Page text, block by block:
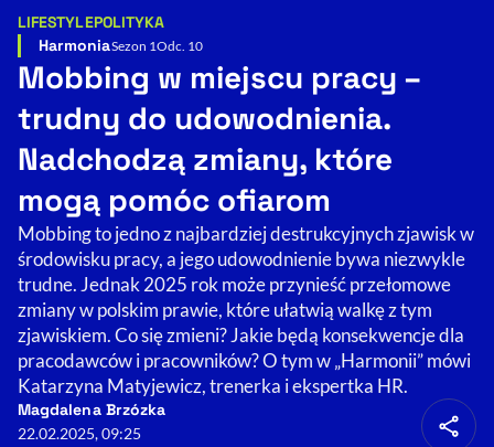
Ułatwienia dostępności wspierają:
Sprawdź, jak i dlaczego zwiększamy dostępność , otwiera się w nowym
Deklaracja dostępności , otwiera się w nowym oknie
, otwiera się w
Kategorie artykułu:
LIFESTYLEPOLITYKA
HarmoniaSezon 1Odc. 10
Mobbing w miejscu pracy –
trudny do udowodnienia.
Nadchodzą zmiany, które
mogą pomóc ofiarom
Mobbing to jedno z najbardziej destrukcyjnych zjawisk w
środowisku pracy, a jego udowodnienie bywa niezwykle
trudne. Jednak 2025 rok może przynieść przełomowe
zmiany w polskim prawie, które ułatwią walkę z tym
zjawiskiem. Co się zmieni? Jakie będą konsekwencje dla
pracodawców i pracowników? O tym w „Harmonii” mówi
Katarzyna Matyjewicz, trenerka i ekspertka HR.
Magdalena Brzózka
22.02.2025, 09:25